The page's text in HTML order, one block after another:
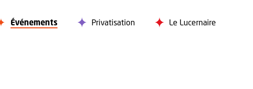
Événements Privatisation Le Lucernaire